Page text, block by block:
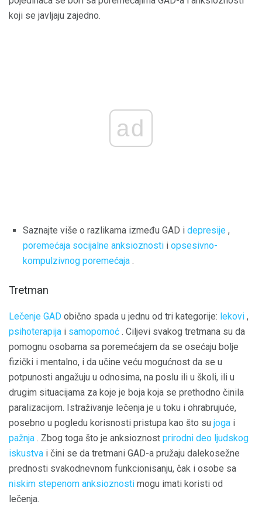
koji se javljaju zajedno.
ad
Saznajte više o razlikama između GAD i depresije ,
poremećaja socijalne anksioznosti i opsesivno-
kompulzivnog poremećaja .
Tretman
Lečenje GAD obično spada u jednu od tri kategorije: lekovi ,
psihoterapija i samopomoć . Ciljevi svakog tretmana su da
pomognu osobama sa poremećajem da se osećaju bolje
fizički i mentalno, i da učine veću mogućnost da se u
potpunosti angažuju u odnosima, na poslu ili u školi, ili u
drugim situacijama za koje je boja koja se prethodno činila
paralizacijom. Istraživanje lečenja je u toku i ohrabrujuće,
posebno u pogledu korisnosti pristupa kao što su joga i
pažnja . Zbog toga što je anksioznost prirodni deo ljudskog
iskustva i čini se da tretmani GAD-a pružaju dalekosežne
prednosti svakodnevnom funkcionisanju, čak i osobe sa
niskim stepenom anksioznosti mogu imati koristi od
lečenja.